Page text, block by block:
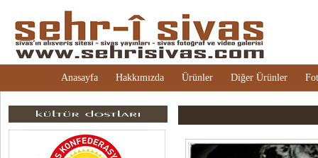
Anasayfa Hakkımızda Ürünler Diğer Ürünler